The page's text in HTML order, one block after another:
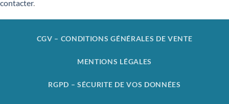
contacter.
CGV – CONDITIONS GÉNÉRALES DE VENTE
MENTIONS LÉGALES
RGPD – SÉCURITE DE VOS DONNÉES